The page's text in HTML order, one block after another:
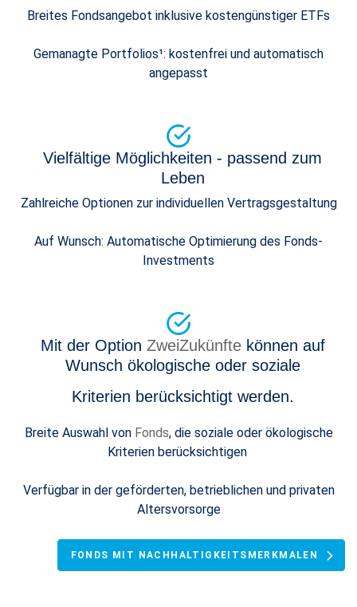
Breites Fondsangebot inklusive kostengünstiger ETFs
Gemanagte Portfolios¹: kostenfrei und automatisch
angepasst
Vielfältige Möglichkeiten - passend zum
Leben
Zahlreiche Optionen zur individuellen Vertragsgestaltung
Auf Wunsch: Automatische Optimierung des Fonds-
Investments
Mit der Option ZweiZukünftekönnen auf
Wunsch ökologische oder soziale
Kriterien berücksichtigt werden.
Breite Auswahl von Fonds, die soziale oder ökologische
Kriterien berücksichtigen
Verfügbar in der geförderten, betrieblichen und privaten
Altersvorsorge
FONDS MIT NACHHALTIGKEITSMERKMALEN